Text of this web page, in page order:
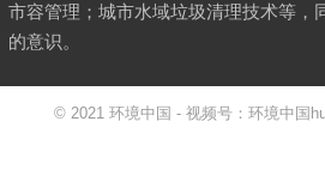
市容管理；城市水域垃圾清理技术等，
的意识。
© 2021 环境中国 - 视频号：环境中国